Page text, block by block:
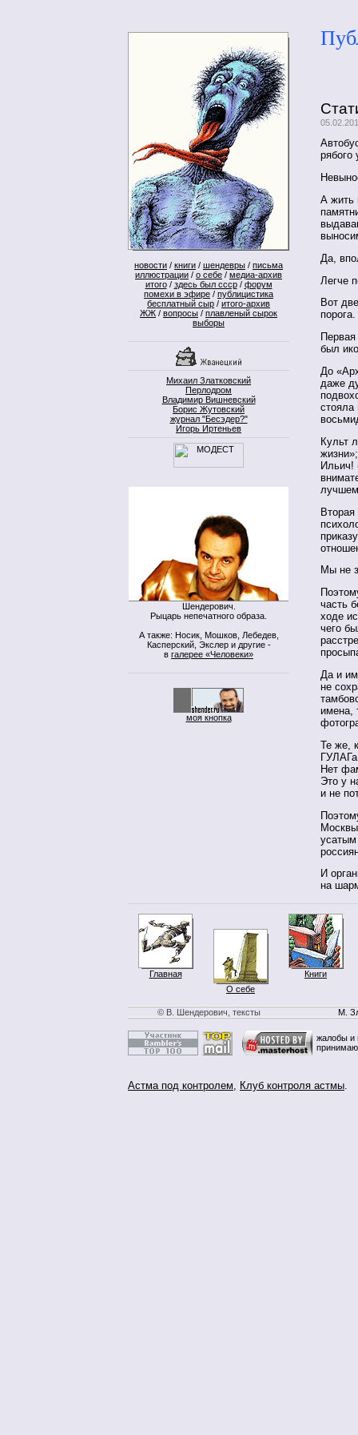
новости / книги / шендевры / письма
иллюстрации / о себе / медиа-архив
итого/ здесь был ссср/ форум
помехи в эфире / публицистика
бесплатный сыр / итого-архив
ЖЖ / вопросы / плавленый сырок
выборы
Михаил Златковский
Перлодром
Владимир Вишневский
Борис Жутовский
журнал "Бесэдер?"
Игорь Иртеньев
Шендерович.
Рыцарь непечатного образа.
А также: Носик, Мошков, Лебедев,
Касперский, Экслер и другие -
в галерее «Человеки»
моя кнопка
рябого
А жить
Да,
Легче
Вот
порога.
Первая
был
До
даже
стояла
Культ
Ильич!
Мы не
часть
ходе
чего
Да и
не
имена,
Те же,
Нет
Это у
и не
И
на
Главная
О себе
Книги
© В. Шендерович, тексты М.
жалобы и
Астма под контролем, Клуб контроля астмы.